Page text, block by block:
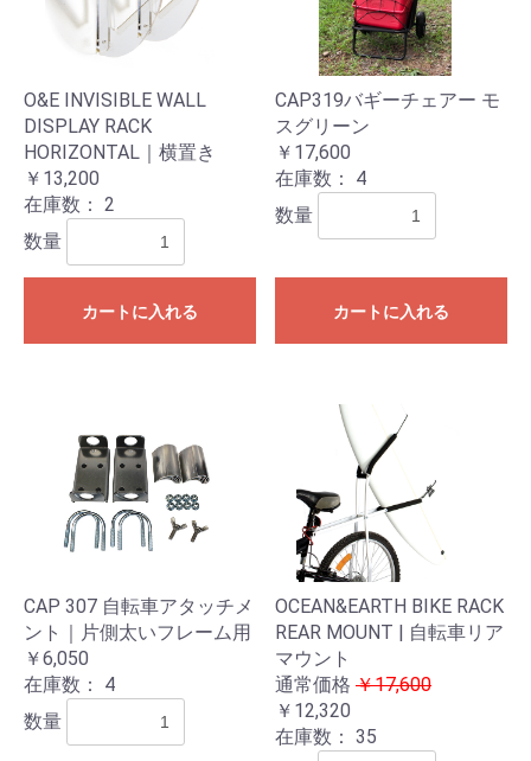
O&E INVISIBLE WALL
DISPLAY RACK
HORIZONTAL｜横置き
￥13,200
在庫数： 2
数量
カートに入れる
CAP319バギーチェアー モ
スグリーン
￥17,600
在庫数： 4
数量
カートに入れる
CAP 307 自転車アタッチメ
ント｜片側太いフレーム用
￥6,050
在庫数： 4
数量
OCEAN&EARTH BIKE RACK
REAR MOUNT | 自転車リア
マウント
通常価格 ￥17,600
￥12,320
在庫数： 35